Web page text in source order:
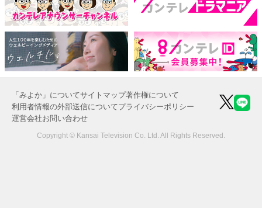
「みよか」についてサイトマップ著作権について
利用者情報の外部送信についてプライバシーポリシー
運営会社お問い合わせ
Copyright © Kansai Television Co. Ltd. All Rights Reserved.